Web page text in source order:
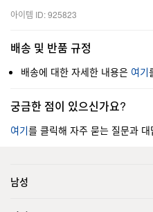
아이템 ID: 925823
배송 및 반품 규정
배송에 대한 자세한 내용은 여기
궁금한 점이 있으신가요?
여기를 클릭해 자주 묻는 질문과
남성